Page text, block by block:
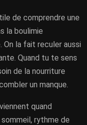
de comprendre une
la boulimie
la fait reculer aussi
Quand tu te sens
de la nourriture
un manque.
quand
rythme de